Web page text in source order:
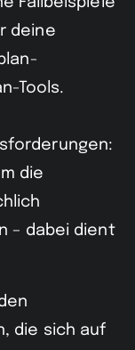
deine
Tools.
die
– dabei dient
die sich auf